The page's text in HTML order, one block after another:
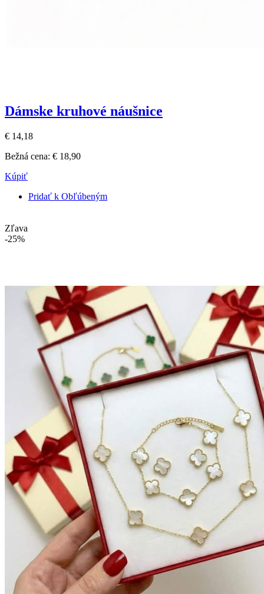
Dámske kruhové náušnice
€ 14,18
Bežná cena: € 18,90
Kúpiť
Pridať k Obľúbeným
Zľava
-25%